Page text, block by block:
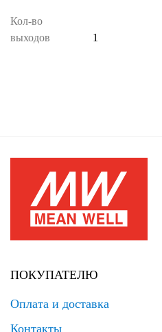
Кол-во
выходов
1
ПОКУПАТЕЛЮ
Оплата и доставка
Контакты